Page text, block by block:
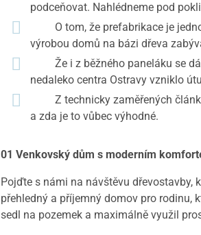
podceňovat. Nahlédneme pod
O tom, že prefabrikace je
výrobou domů na bázi dřeva
Že i z běžného paneláku se dá
nedaleko centra Ostravy vzniklo
Z technicky zaměřených článků
a zda je to vůbec výhodné.
01 Venkovský dům s moderním
Pojďte s námi na návštěvu dřevostavby,
přehledný a příjemný domov pro rodinu,
sedl na pozemek a maximálně využil